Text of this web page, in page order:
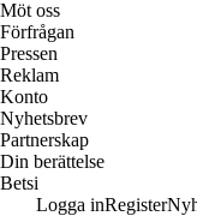
Möt oss
Förfrågan
Pressen
Reklam
Konto
Nyhetsbrev
Partnerskap
Din berättelse
Betsi
Logga inRegister